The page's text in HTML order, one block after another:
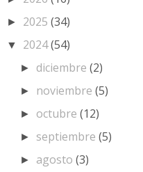
► 2025 (34)
▼ 2024(54)
► diciembre(2)
► noviembre(5)
► octubre(12)
► septiembre(5)
► agosto(3)